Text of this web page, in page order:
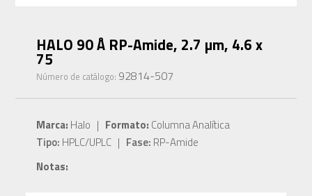
HALO 90 Å RP-Amide, 2.7 µm, 4.6 x
75
Número de catálogo: 92814-507
Marca: Halo | Formato: Columna Analítica
Tipo: HPLC/UPLC | Fase: RP-Amide
Notas: